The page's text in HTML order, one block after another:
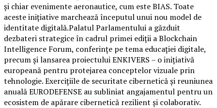
și chiar evenimente aeronautice, cum este BIAS. Toate
aceste inițiative marchează începutul unui nou model de
identitate digitală.Palatul Parlamentului a găzduit
dezbateri strategice în cadrul primei ediții a Blockchain
Intelligence Forum, conferințe pe tema educației digitale,
precum și lansarea proiectului ENKIVERS – o inițiativă
europeană pentru protejarea conceptelor vizuale prin
tehnologie. Exercițiile de securitate cibernetică și reuniunea
anuală EURODEFENSE au subliniat angajamentul pentru un
ecosistem de apărare cibernetică rezilient și colaborativ.